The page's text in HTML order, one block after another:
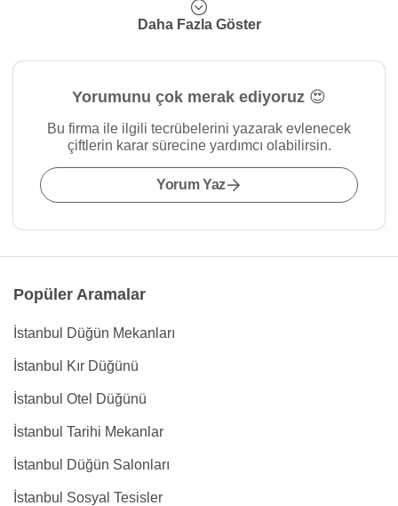
Daha Fazla Göster
Yorumunu çok merak ediyoruz 😍
Bu firma ile ilgili tecrübelerini yazarak evlenecek
çiftlerin karar sürecine yardımcı olabilirsin.
Yorum Yaz
Popüler Aramalar
İstanbul Düğün Mekanları
İstanbul Kır Düğünü
İstanbul Otel Düğünü
İstanbul Tarihi Mekanlar
İstanbul Düğün Salonları
İstanbul Sosyal Tesisler